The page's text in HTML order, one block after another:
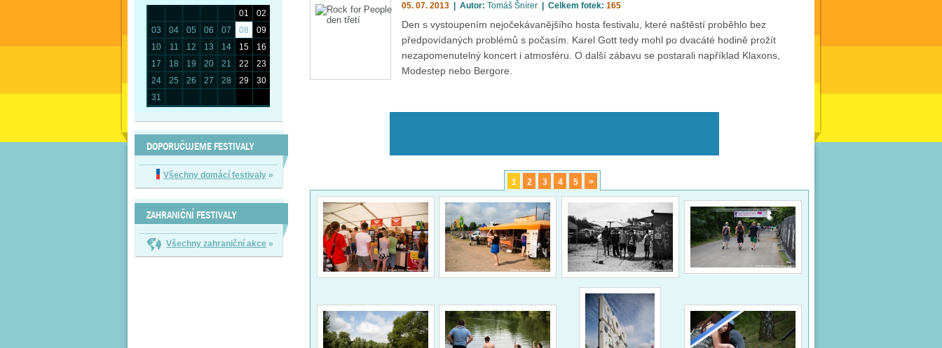
01
02
03
04 05 06 07 08
09
10
11 12 13 14 15
16
17
18 19 20 21 22
23
24
25 26 27 28 29
30
31
DOPORUČUJEME FESTIVALY
Všechny domácí festivaly »
ZAHRANIČNÍ FESTIVALY
Všechny zahraniční akce »
05. 07. 2013 | Autor: Tomáš Šnírer | Celkem fotek: 165
Den s vystoupením nejočekávanějšího hosta festivalu, které naštěstí proběhlo bez
předpovídaných problémů s počasím. Karel Gott tedy mohl po dvacáté hodině prožít
nezapomenutelný koncert i atmosféru. O další zábavu se postarali například Klaxons,
Modestep nebo Bergore.
1 2 3 4 5 >